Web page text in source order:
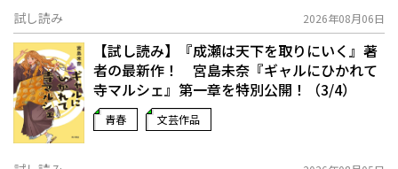
試し読み 2026年08月06日
【試し読み】『成瀬は天下を取りにいく』著
者の最新作！ 宮島未奈『ギャルにひかれて
寺マルシェ』第一章を特別公開！（3/4）
青春 文芸作品